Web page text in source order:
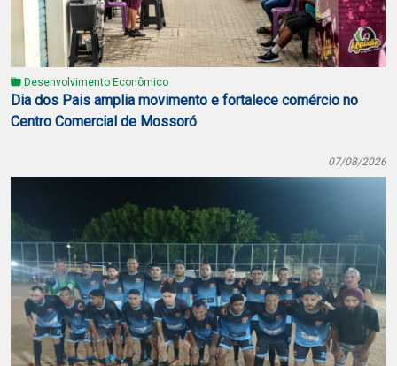
Desenvolvimento Econômico
Dia dos Pais amplia movimento e fortalece comércio no
Centro Comercial de Mossoró
07/08/2026